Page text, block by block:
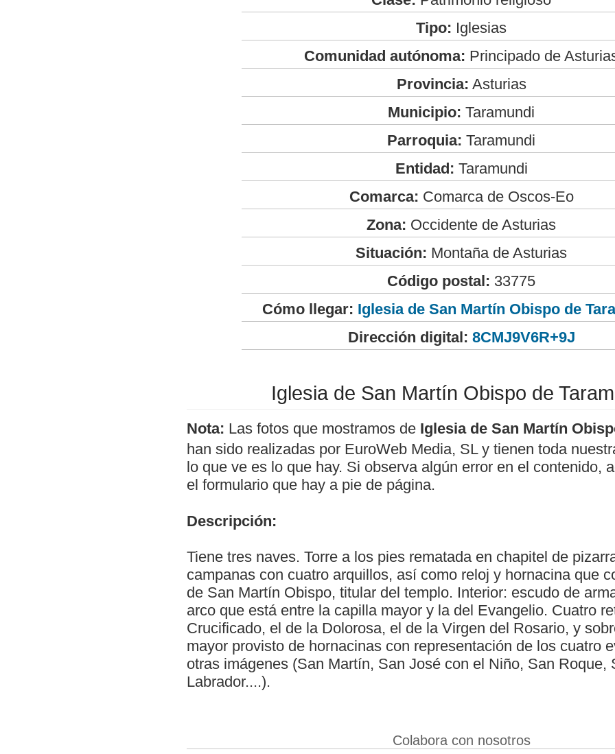
Tipo: Iglesias
Comunidad autónoma: Principado de
Provincia: Asturias
Municipio: Taramundi
Parroquia: Taramundi
Entidad: Taramundi
Comarca: Comarca de Oscos-Eo
Zona: Occidente de Asturias
Situación: Montaña de Asturias
Código postal: 33775
Cómo llegar: Iglesia de San Martín Obispo de
Dirección digital: 8CMJ9V6R+9J
Iglesia de San Martín Obispo de
Nota: Las fotos que mostramos de Iglesia de San Martín
han sido realizadas por EuroWeb Media, SL y tienen toda
lo que ve es lo que hay. Si observa algún error en el contenido,
el formulario que hay a pie de página.
Descripción:
Tiene tres naves. Torre a los pies rematada en chapitel de
campanas con cuatro arquillos, así como reloj y hornacina que
de San Martín Obispo, titular del templo. Interior: escudo de
arco que está entre la capilla mayor y la del Evangelio. Cuatro
Crucificado, el de la Dolorosa, el de la Virgen del Rosario, y
mayor provisto de hornacinas con representación de los cuatro
otras imágenes (San Martín, San José con el Niño, San Roque,
Labrador....).
Colabora con nosotros